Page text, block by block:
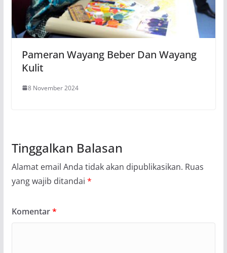
Pameran Wayang Beber Dan Wayang
Kulit
8 November 2024
Tinggalkan Balasan
Alamat email Anda tidak akan dipublikasikan. Ruas
yang wajib ditandai *
Komentar*